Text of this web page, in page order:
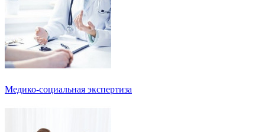
Медико-социальная экспертиза